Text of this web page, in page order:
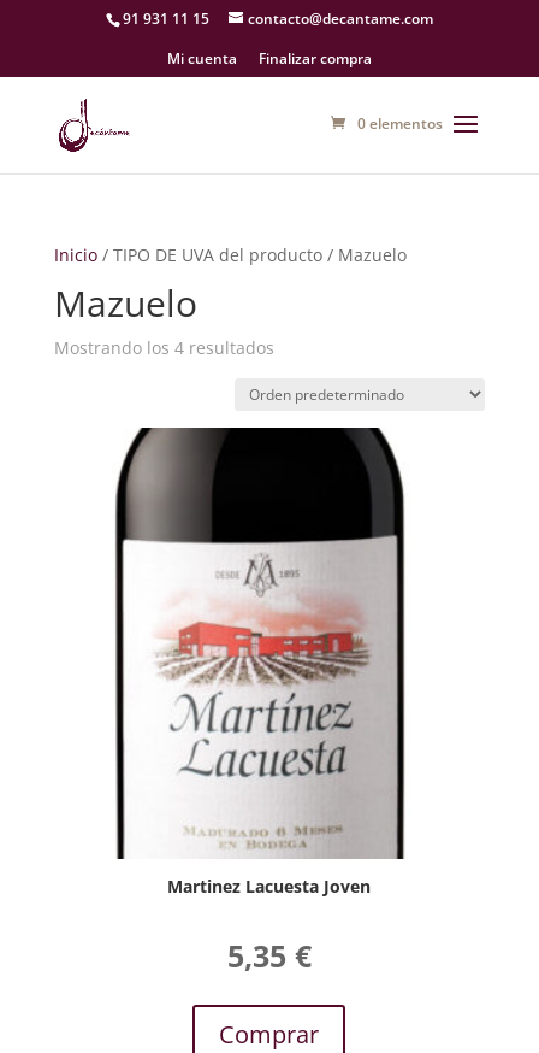
91 931 11 15
contacto@decantame.com
Mi cuenta
Finalizar compra
0 elementos
Inicio/ TIPO DE UVA del producto / Mazuelo
Mazuelo
Mostrando los 4 resultados
Martinez Lacuesta Joven
5,35 €
Comprar